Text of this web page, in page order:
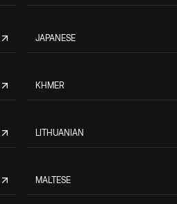
JAPANESE
KHMER
LITHUANIAN
MALTESE